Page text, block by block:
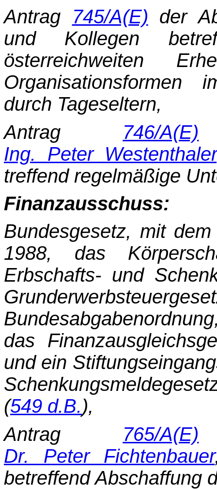
Antrag 745/A(E) der
und Kollegen
österreichweiten
Organisationsformen
durch Tageseltern,
Antrag 746/A(E)
Ing. Peter Westenthaler
treffend regelmäßige
Finanzausschuss:
Bundesgesetz, mit
1988, das
Erbschafts- und
das
und ein
(549 d.B.),
Antrag 765/A(E)
Dr. Peter Fichtenbauer
betreffend Abschaffung